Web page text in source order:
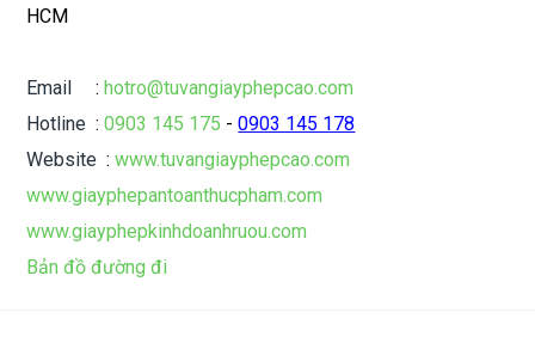
HCM
Email: hotro@tuvangiayphepcao.com
Hotline:0903 145 175 -0903 145 178
Website:www.tuvangiayphepcao.com
www.giayphepantoanthucpham.com
www.giayphepkinhdoanhruou.com
Bản đồ đường đi